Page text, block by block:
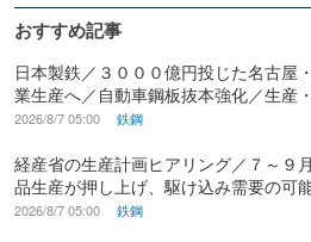
おすすめ記事
日本製鉄／３０００億円投じた名古屋
業生産へ／自動車鋼板抜本強化／生産
2026/8/7 05:00 鉄鋼
経産省の生産計画ヒアリング／７～９
品生産が押し上げ、駆け込み需要の可
2026/8/7 05:00 鉄鋼